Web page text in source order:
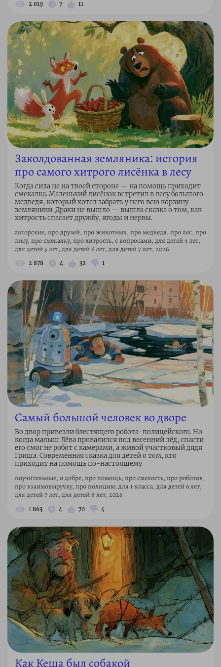
2 019 7 11
Заколдованная земляника: история
про самого хитрого лисёнка в лесу
Когда сила не на твоей стороне — на помощь приходит
смекалка. Маленький лисёнок встретил в лесу большого
медведя, который хотел забрать у него всю корзину
земляники. Драки не вышло — вышла сказка о том, как
хитрость спасает дружбу, ягоды и нервы.
авторские, про друзей, про животных, про медведя, про лес, про
лису, про смекалку, про хитрость, с вопросами, для детей 4 лет,
для детей 5 лет, для детей 6 лет, для детей 7 лет, 2026
2 878 4 32 1
Самый большой человек во дворе
Во двор привезли блестящего робота-полицейского. Но
когда малыш Лёва провалился под весенний лёд, спасти
его смог не робот с камерами, а живой участковый дядя
Гриша. Современная сказка для детей о том, кто
приходит на помощь по-настоящему
поучительные, о добре, про помощь, про смелость, про роботов,
про взаимовыручку, про полицию, для 1 класса, для детей 6 лет,
для детей 7 лет, для детей 8 лет, 2026
1 863 4 70 4
Как Кеша был собакой